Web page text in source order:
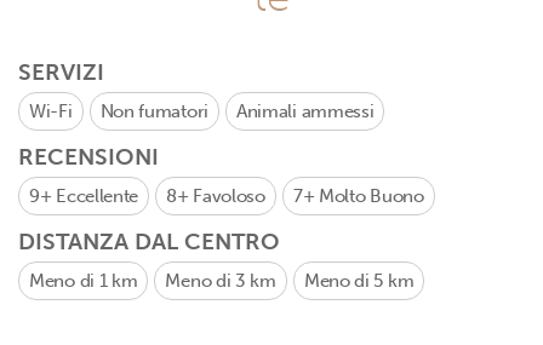
SERVIZI
Wi-Fi Non fumatori Animali ammessi
RECENSIONI
9+ Eccellente 8+ Favoloso 7+ Molto Buono
DISTANZA DAL CENTRO
Meno di 1 km Meno di 3 km Meno di 5 km